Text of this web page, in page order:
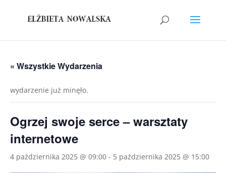
« Wszystkie Wydarzenia
wydarzenie już minęło.
Ogrzej swoje serce – warsztaty
internetowe
4 października 2025 @ 09:00 - 5 października 2025 @ 15:00